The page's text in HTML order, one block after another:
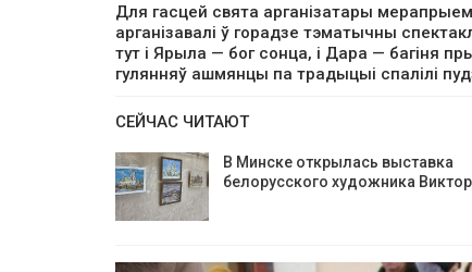
Для гасцей свята арганізатары
арганізавалі ў горадзе тэматычны
тут і Ярыла — бог сонца, і Дара — багіня
гулянняў ашмянцы па традыцыі спалілі
СЕЙЧАС ЧИТАЮТ
В Минске открылась выставка
белорусского художника